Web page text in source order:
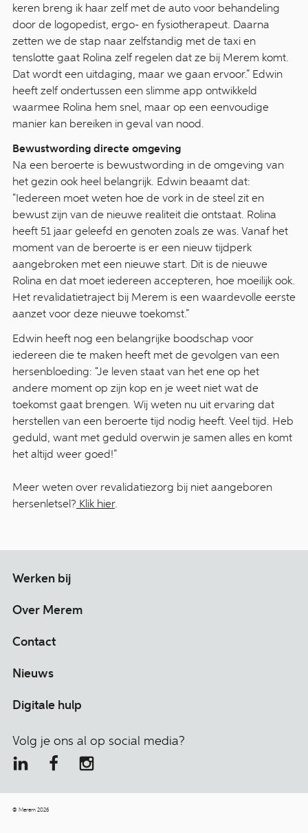
keren breng ik haar zelf met de auto voor behandeling
door de logopedist, ergo- en fysiotherapeut. Daarna
zetten we de stap naar zelfstandig met de taxi en
tenslotte gaat Rolina zelf regelen dat ze bij Merem komt.
Dat wordt een uitdaging, maar we gaan ervoor.” Edwin
heeft zelf ondertussen een slimme app ontwikkeld
waarmee Rolina hem snel, maar op een eenvoudige
manier kan bereiken in geval van nood.
Bewustwording directe omgeving
Na een beroerte is bewustwording in de omgeving van
het gezin ook heel belangrijk. Edwin beaamt dat:
“Iedereen moet weten hoe de vork in de steel zit en
bewust zijn van de nieuwe realiteit die ontstaat. Rolina
heeft 51 jaar geleefd en genoten zoals ze was. Vanaf het
moment van de beroerte is er een nieuw tijdperk
aangebroken met een nieuwe start. Dit is de nieuwe
Rolina en dat moet iedereen accepteren, hoe moeilijk ook.
Het revalidatietraject bij Merem is een waardevolle eerste
aanzet voor deze nieuwe toekomst.”
Edwin heeft nog een belangrijke boodschap voor
iedereen die te maken heeft met de gevolgen van een
hersenbloeding: “Je leven staat van het ene op het
andere moment op zijn kop en je weet niet wat de
toekomst gaat brengen. Wij weten nu uit ervaring dat
herstellen van een beroerte tijd nodig heeft. Veel tijd. Heb
geduld, want met geduld overwin je samen alles en komt
het altijd weer goed!”
Meer weten over revalidatiezorg bij niet aangeboren
hersenletsel? Klik hier.
Werken bij
Over Merem
Contact
Nieuws
Digitale hulp
Volg je ons al op social media?
© Merem 2026